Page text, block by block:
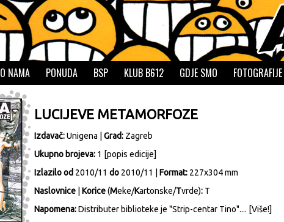
O NAMA PONUDA BSP KLUB B612 GDJE SMO FOTOGRAFIJE
LUCIJEVE METAMORFOZE
Izdavač:Unigena Grad: Zagreb
Ukupno brojeva: 1 [popis edicije]
Izlazilo od 2010/11 do 2010/11 | Format: 227x304 mm
Naslovnice
Korice(Meke/Kartonske/Tvrde): T
Napomena:Distributer biblioteke je "Strip-centar Tino".... [Više!]